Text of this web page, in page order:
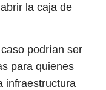
la caja de
podrían ser
para quienes
infraestructura